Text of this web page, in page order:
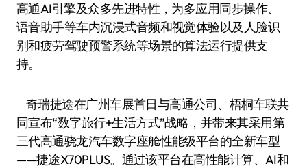
高通AI引擎及众多先进特性，为多应用同步操作、
语音助手等车内沉浸式音频和视觉体验以及人脸识
别和疲劳驾驶预警系统等场景的算法运行提供支
持。
奇瑞捷途在广州车展首日与高通公司、梧桐车联共
同宣布“数字旅行+生活方式”战略，并带来其采用第
三代高通骁龙汽车数字座舱性能级平台的全新车型
——捷途X70PLUS。通过该平台在高性能计算、AI和